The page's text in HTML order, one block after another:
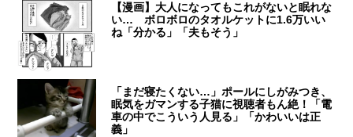
【漫画】大人になってもこれがないと眠れな
い… ボロボロのタオルケットに1.6万いい
ね「分かる」「夫もそう」
「まだ寝たくない…」ポールにしがみつき、
眠気をガマンする子猫に視聴者もん絶！「電
車の中でこういう人見る」「かわいいは正
義」